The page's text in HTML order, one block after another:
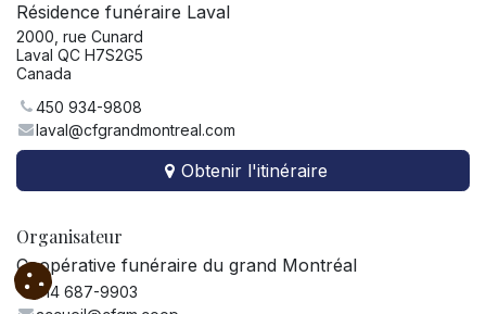
Résidence funéraire Laval
2000, rue Cunard
Laval QC H7S2G5
Canada
450 934-9808
laval@cfgrandmontreal.com
Obtenir l'itinéraire
Organisateur
Coopérative funéraire du grand Montréal
514 687-9903